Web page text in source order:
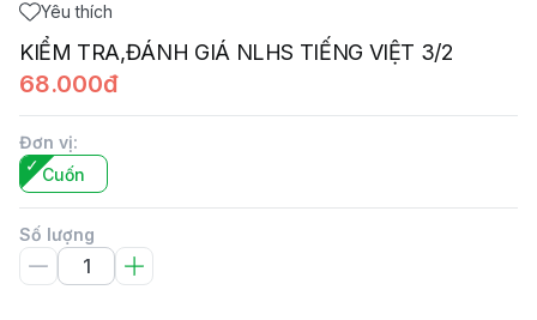
Yêu thích
KIỂM TRA,ĐÁNH GIÁ NLHS TIẾNG VIỆT 3/2
68.000đ
Đơn vị:
Cuốn
Số lượng